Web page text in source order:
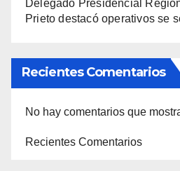
Delegado Presidencial
Prieto destacó operativos se
Recientes Comentarios
No hay comentarios que
Recientes Comentarios